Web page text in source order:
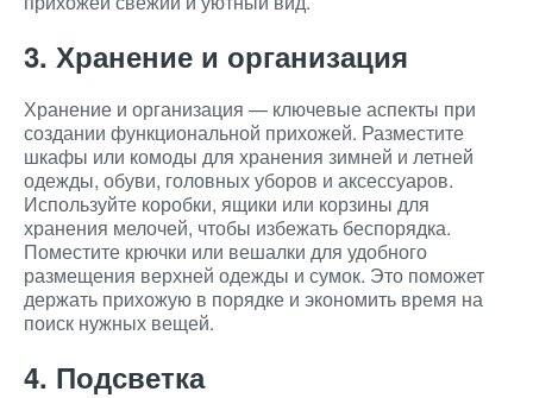
3. Хранение и организация
Хранение и организация — ключевые аспекты при
создании функциональной прихожей. Разместите
шкафы или комоды для хранения зимней и летней
одежды, обуви, головных уборов и аксессуаров.
Используйте коробки, ящики или корзины для
хранения мелочей, чтобы избежать беспорядка.
Поместите крючки или вешалки для удобного
размещения верхней одежды и сумок. Это поможет
держать прихожую в порядке и экономить время на
поиск нужных вещей.
4. Подсветка